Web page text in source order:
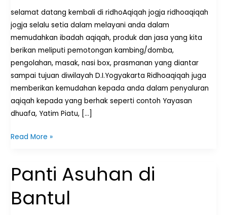
selamat datang kembali di ridhoAqiqah jogja ridhoaqiqah
jogja selalu setia dalam melayani anda dalam
memudahkan ibadah aqiqah, produk dan jasa yang kita
berikan meliputi pemotongan kambing/domba,
pengolahan, masak, nasi box, prasmanan yang diantar
sampai tujuan diwilayah D.I.Yogyakarta Ridhoaqiqah juga
memberikan kemudahan kepada anda dalam penyaluran
aqiqah kepada yang berhak seperti contoh Yayasan
dhuafa, Yatim Piatu, […]
Read More »
Panti Asuhan di
Bantul
Panti
Asuhan
di
Bantul